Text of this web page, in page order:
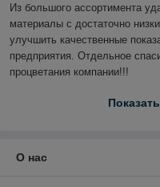
Из большого ассортимента
материалы с достаточно
улучшить качественные
предприятия. Отдельное
процветания компании!!!
О нас